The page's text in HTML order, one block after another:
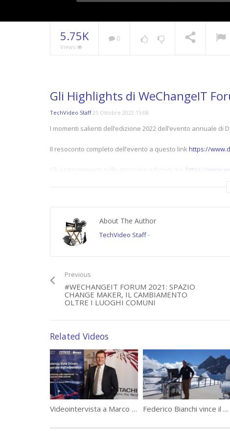
5.75K
Views
0
Gli Highlights di WeChangeIT
TechVideo Staff 25 Ottobre 2022 15:08
I momenti salienti dell’edizione 2022 dell’evento annuale di
Il resoconto completo dell’evento a questo link https://
Gli aggiornamenti sulle prossime edizioni qui https://
(5748)
Category:WeChangeIT Forum
Tags:#WECHANGEIT,featured
About The Author
TechVideo Staff-
Previous
#WECHANGEIT FORUM 2021: SPAZIO
CHANGE MAKER, IL CAMBIAMENTO
OLTRE I LUOGHI COMUNI
Related Videos
Videointervista a Marco Tesini, VP South Europe e CEO Italy, Hitachi Vantara Federico Bianchi vince il premio Manager dei dati 2021 durante il #WeChangeIT Forum di Data Manager